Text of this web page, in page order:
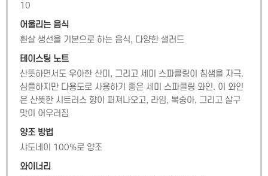
10
어울리는 음식
흰살 생선을 기본으로 하는 음식, 다양한 샐러드
테이스팅 노트
산뜻하면서도 우아한 산미, 그리고 세미 스파클링이 침샘을 자극.
심플하지만 다용도로 사용하기 좋은 세미 스파클링 와인. 이 와인
은 산뜻한 시트러스 향이 퍼져나오고, 라임, 복숭아, 그리고 살구
맛이 어우러짐
양조 방법
샤도네이 100%로 양조
와이너리